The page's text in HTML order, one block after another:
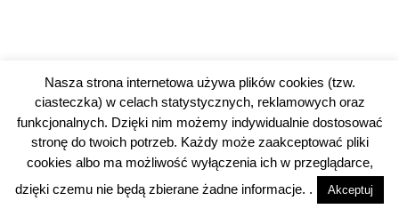
© 2026 piotrkowski24.pl | Polityka prywatności
Nasza strona internetowa używa plików cookies (tzw.
ciasteczka) w celach statystycznych, reklamowych oraz
funkcjonalnych. Dzięki nim możemy indywidualnie dostosować
stronę do twoich potrzeb. Każdy może zaakceptować pliki
cookies albo ma możliwość wyłączenia ich w przeglądarce,
dzięki czemu nie będą zbierane żadne informacje. .
Akceptuj